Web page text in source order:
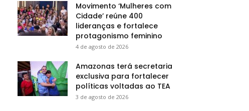
Movimento ‘Mulheres com
Cidade’ reúne 400
lideranças e fortalece
protagonismo feminino
4 de agosto de 2026
Amazonas terá secretaria
exclusiva para fortalecer
políticas voltadas ao TEA
3 de agosto de 2026